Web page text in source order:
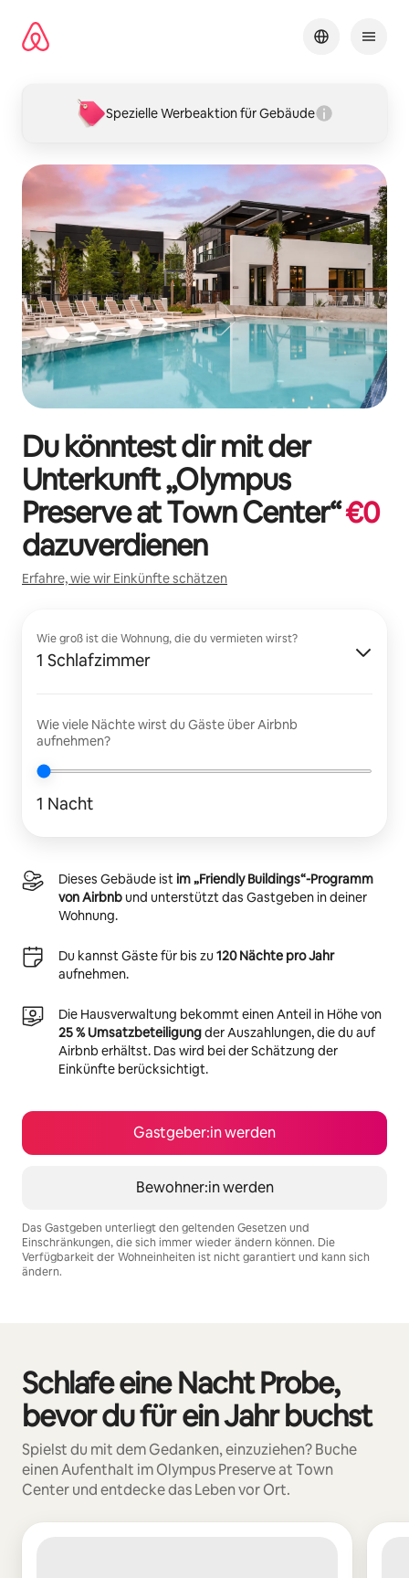
Inhalten
springen
Spezielle Werbeaktion für Gebäude
Du könntest dir mit der
Unterkunft „Olympus
Preserve at Town Center“€0
dazuverdienen
Erfahre, wie wir Einkünfte schätzen
Wie groß ist die Wohnung, die du vermieten wirst?
1 Schlafzimmer
Wie viele Nächte wirst du Gäste über Airbnb
aufnehmen?
1 Nacht
Dieses Gebäude istim „Friendly Buildings“-Programm
von Airbnbund unterstützt das Gastgeben in deiner
Wohnung.
Du kannst Gäste für bis zu 120 Nächte pro Jahr
aufnehmen.
Die Hausverwaltung bekommt einen Anteil in Höhe von
25 % Umsatzbeteiligungder Auszahlungen, die du auf
Airbnb erhältst. Das wird bei der Schätzung der
Einkünfte berücksichtigt.
Gastgeber:in werden
Bewohner:in werden
Das Gastgeben unterliegt den geltenden Gesetzen und
Einschränkungen, die sich immer wieder ändern können. Die
Verfügbarkeit der Wohneinheiten ist nicht garantiert und kann sich
ändern.
Schlafe eine Nacht Probe,
bevor du für ein Jahr buchst
Spielst du mit dem Gedanken, einzuziehen? Buche
einen Aufenthalt im Olympus Preserve at Town
Center und entdecke das Leben vor Ort.
0 von 0 Artikeln